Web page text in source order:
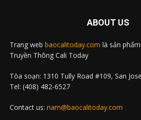
ABOUT US
Trang web baocalitoday.com là sản
Truyền Thông Cali Today
Tòa soạn: 1310 Tully Road #109, San
Tel: (408) 482-6527
Contact us: nam@baocalitoday.com